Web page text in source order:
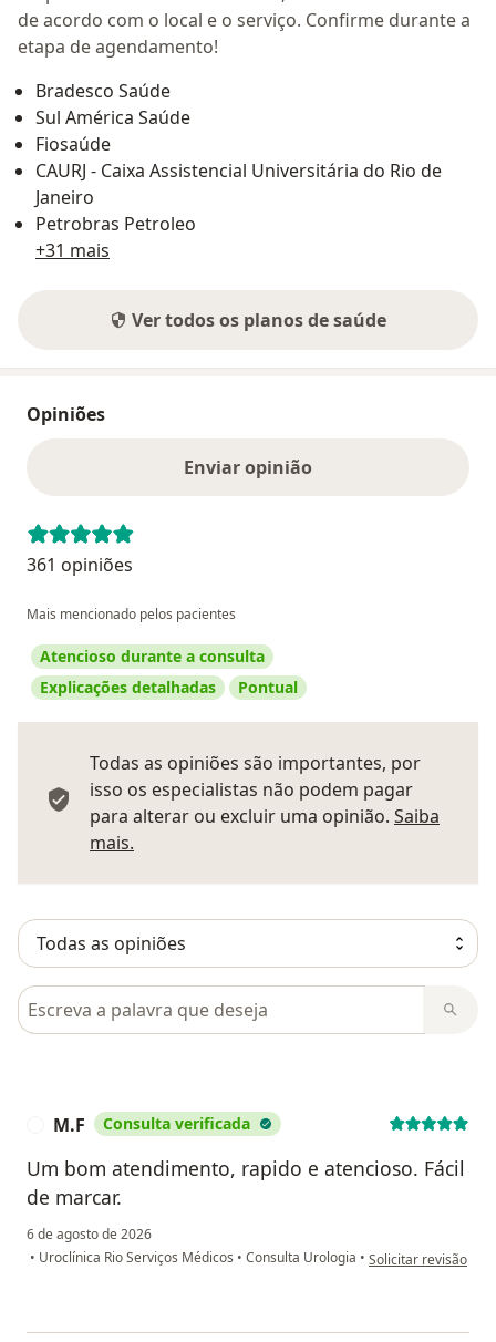
de acordo com o local e o serviço. Confirme durante a
etapa de agendamento!
Bradesco Saúde
Sul América Saúde
Fiosaúde
CAURJ - Caixa Assistencial Universitária do Rio de
Janeiro
Petrobras Petroleo
+31 mais
Ver todos os planos de saúde
Opiniões
Enviar opinião
361 opiniões
Mais mencionado pelos pacientes
Atencioso durante a consulta
Explicações detalhadas
Pontual
Todas as opiniões são importantes, por
isso os especialistas não podem pagar
para alterar ou excluir uma opinião. Saiba
mais.
Pesquisar em opiniões
M.F Consulta verificada
Um bom atendimento, rapido e atencioso. Fácil
de marcar.
6 de agosto de 2026
• Uroclínica Rio Serviços Médicos • Consulta Urologia • na opinião do
Solicitar revisão